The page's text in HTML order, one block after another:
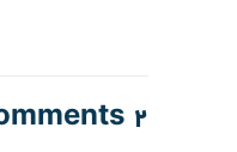
2 Comments